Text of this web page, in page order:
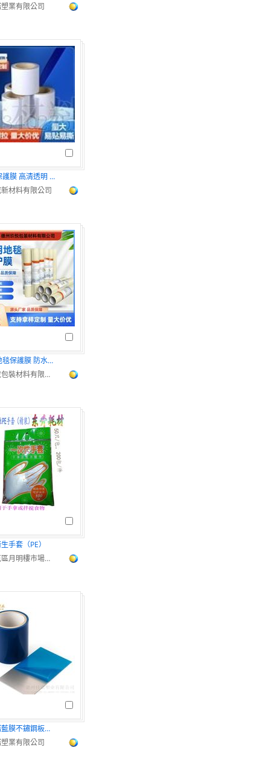
業有限公司
車燈PE保護膜 高清透明 增強亮度
材料有限公司
透明PE地毯保護膜 防水耐刮pe保護膜
德州玖悅包裝材料有限公司
手套（PE）
沙依巴克區月明樓市場東升耗材食品配貨中心
德州佳諾藍膜不鏽鋼板全新料不留殘膠
業有限公司